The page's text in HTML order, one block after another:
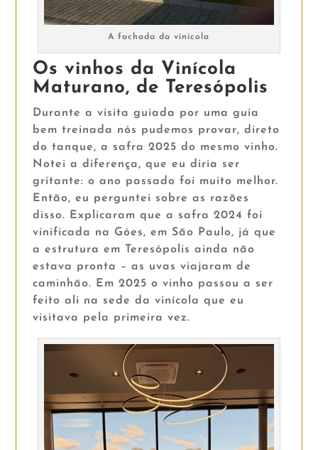
A fachada da vinícola
Os vinhos da Vinícola
Maturano, de Teresópolis
Durante a visita guiada por uma guia
bem treinada nós pudemos provar, direto
do tanque, a safra 2025 do mesmo vinho.
Notei a diferença, que eu diria ser
gritante: o ano passado foi muito melhor.
Então, eu perguntei sobre as razões
disso. Explicaram que a safra 2024 foi
vinificada na Góes, em São Paulo, já que
a estrutura em Teresópolis ainda não
estava pronta – as uvas viajaram de
caminhão. Em 2025 o vinho passou a ser
feito ali na sede da vinícola que eu
visitava pela primeira vez.